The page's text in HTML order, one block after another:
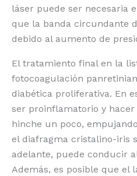
láser puede ser necesaria
que la banda circundante
debido al aumento de
El tratamiento final en la
fotocoagulación
diabética proliferativa. En
ser proinflamatorio y hacer
hinche un poco,
el diafragma cristalino-iris
adelante, puede conducir
Además, es posible que el